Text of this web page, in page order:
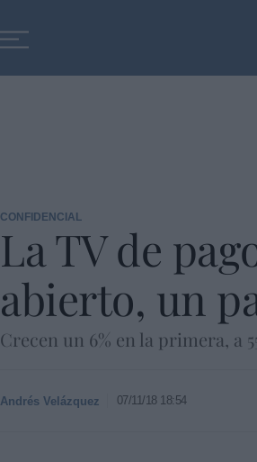
CONFIDENCIAL
La TV de
abierto, un
Crecen un 6% en la primera, a
Andrés Velázquez 07/11/18 18:54